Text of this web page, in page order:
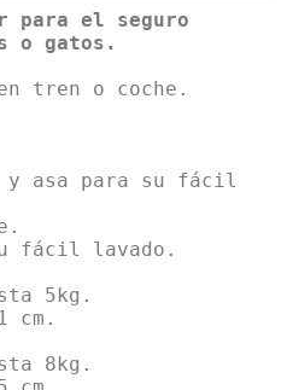
para el seguro
o gatos.
tren o coche.
y asa para su fácil
fácil lavado.
5kg.
cm.
8kg.